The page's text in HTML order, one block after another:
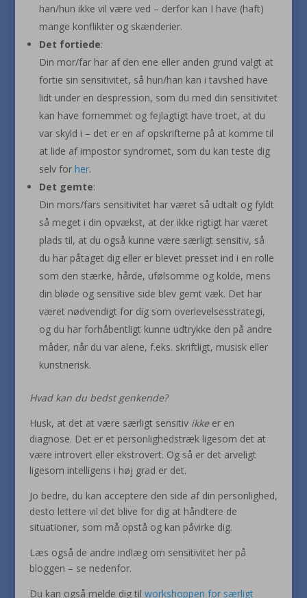
han/hun ikke vil være ved – derfor kan I have (haft)
mange konflikter og skænderier.
Det fortiede:
Din mor/far har af den ene eller anden grund valgt at
fortie sin sensitivitet, så hun/han kan i tavshed have
lidt under en despression, som du med din sensitivitet
kan have fornemmet og fejlagtigt have troet, at du
var skyld i – det er en af opskrifterne på at komme til
at lide af impostor syndromet, som du kan teste dig
selv for her.
Det gemte:
Din mors/fars sensitivitet har været så udtalt og fyldt
så meget i din opvækst, at der ikke rigtigt har været
plads til, at du også kunne være særligt sensitiv, så
du har påtaget dig eller er blevet presset ind i en rolle
som den stærke, hårde, ufølsomme og kolde, mens
din bløde og sensitive side blev gemt væk. Det har
været nødvendigt for dig som overlevelsesstrategi,
og du har forhåbentligt kunne udtrykke den på andre
måder, når du var alene, f.eks. skriftligt, musisk eller
kunstnerisk.
Hvad kan du bedst genkende?
Husk, at det at være særligt sensitiv ikkeer en
diagnose. Det er et personlighedstræk ligesom det at
være introvert eller ekstrovert. Og så er det arveligt
ligesom intelligens i høj grad er det.
Jo bedre, du kan acceptere den side af din personlighed,
desto lettere vil det blive for dig at håndtere de
situationer, som må opstå og kan påvirke dig.
Læs også de andre indlæg om sensitivitet her på
bloggen – se nedenfor.
Du kan også melde dig til workshoppen for særligt